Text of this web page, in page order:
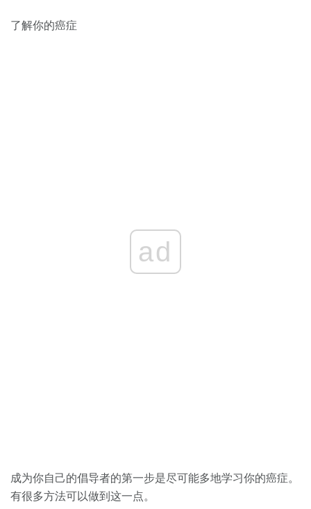
了解你的癌症
ad
成为你自己的倡导者的第一步是尽可能多地学习你的癌症。
有很多方法可以做到这一点。